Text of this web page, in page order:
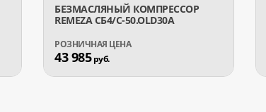
БЕЗМАСЛЯНЫЙ КОМПРЕССОР
REMEZA СБ4/C-50.OLD30A
43 985руб.